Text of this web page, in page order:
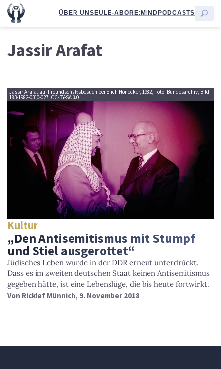
ÜBER UNSEULE-ABORE:MINDPODCASTS
Jassir Arafat
Jassir Arafat auf Freundschaftsbesuch bei Erich Honecker, 1982, Foto: Bundesarchiv, Bild
183-1982-0310-027, CC-BY-SA 3.0
Kultur
„Den Antisemitismus mit Stumpf
und Stiel ausgerottet“
Jüdisches Leben wurde in der DDR erneut unterdrückt.
Dass es im zweiten deutschen Staat keinen Antisemitismus
gegeben hätte, ist eine Lebenslüge, die bis heute fortwirkt.
Von Ricklef Münnich, 9. November 2018